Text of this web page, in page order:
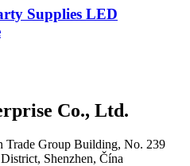
Supplies LED
Co., Ltd.
Trade Group Building, No. 239
Shenzhen, Čína